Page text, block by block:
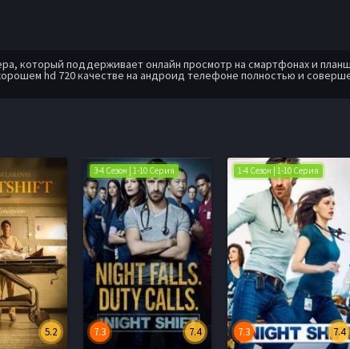
который поддерживает онлайн просмотр на смартфонах и
hd 720 качестве на андроид телефоне полностью и
5.2
3-4 Сезон | 1-10 Серия
7.4
7.3
1-4 Сезон | 1-10 Серия
7.4
7.3